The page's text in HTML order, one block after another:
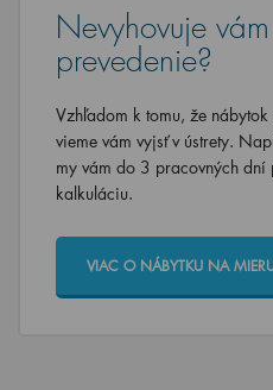
Nevyhovuje
prevedenie?
Vzhľadom k tomu, že
vieme vám vyjsť v ústrety.
my vám do 3 pracovných dní
kalkuláciu.
VIAC O NÁBYTKU NA